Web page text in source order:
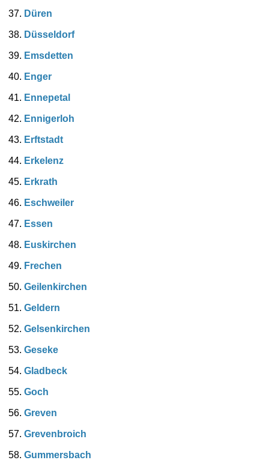
Düren
Düsseldorf
Emsdetten
Enger
Ennepetal
Ennigerloh
Erftstadt
Erkelenz
Erkrath
Eschweiler
Essen
Euskirchen
Frechen
Geilenkirchen
Geldern
Gelsenkirchen
Geseke
Gladbeck
Goch
Greven
Grevenbroich
Gummersbach